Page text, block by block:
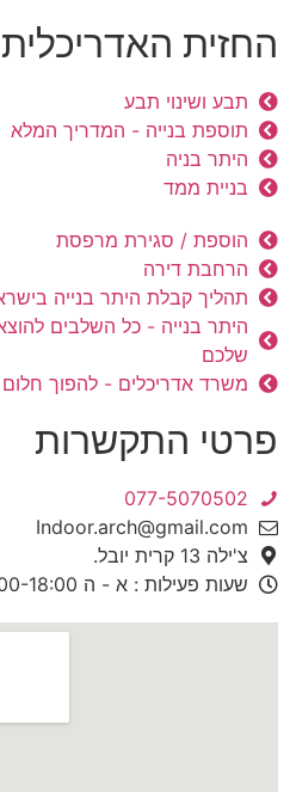
החזית האדריכלית
תבע ושינוי תבע
תוספת בנייה - המדריך המלא
היתר בניה
בניית ממד
הוספת / סגירת מרפסת
הרחבת דירה
תהליך קבלת היתר בנייה
היתר בנייה - כל השלבים
שלכם
משרד אדריכלים - להפוך
פרטי התקשרות
077-5070502
Indoor.arch@gmail.com
צ'ילה 13 קרית יובל.
שעות פעילות : א - ה 09:00-18:00